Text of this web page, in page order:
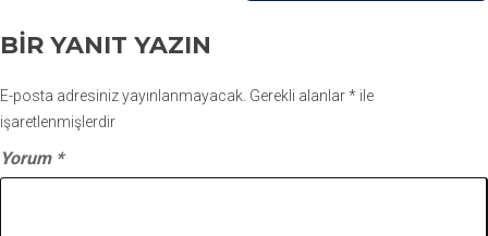
BIR YANIT YAZIN
E-posta adresiniz yayınlanmayacak. Gerekli alanlar* ile
işaretlenmişlerdir
Yorum *